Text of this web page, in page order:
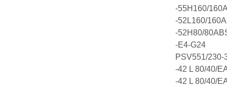
-55H160/
-52L160/
-52H80/
-E4-G24
PSV551/230-
-42 L 80/40/
-42 L 80/40/